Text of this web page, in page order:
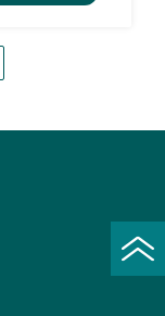
10A / 20A